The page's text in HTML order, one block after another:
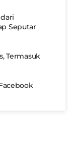
Seputar
Termasuk